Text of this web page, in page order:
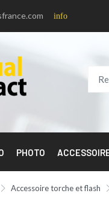
info
PHOTO
Accessoire torche et flash